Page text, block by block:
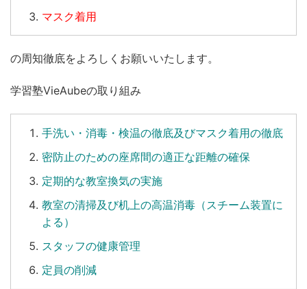
マスク着用
の周知徹底をよろしくお願いいたします。
学習塾VieAubeの取り組み
手洗い ・ 消毒 ・ 検温の徹底及びマスク着用の徹底
密防止のための座席間の適正な距離の確保
定期的な教室換気の実施
教室の清掃及び机上の高温消毒（スチーム装置に
よる）
スタッフの健康管理
定員の削減